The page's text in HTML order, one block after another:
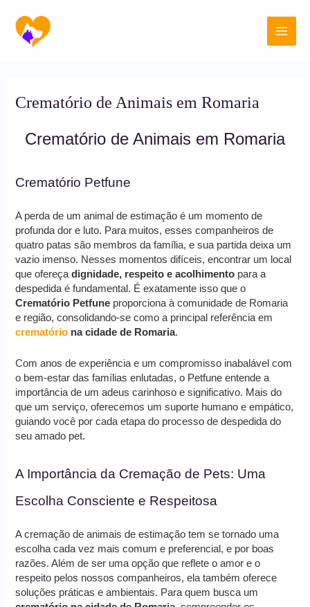
para
conteúdo
Main
Crematório de Animais em Romaria
Crematório de Animais em Romaria
Crematório Petfune
A perda de um animal de estimação é um momento de
profunda dor e luto. Para muitos, esses companheiros de
quatro patas são membros da família, e sua partida deixa um
vazio imenso. Nesses momentos difíceis, encontrar um local
que ofereçadignidade, respeito e acolhimento para a
despedida é fundamental. É exatamente isso que o
Crematório Petfune proporciona à comunidade de Romaria
e região, consolidando-se como a principal referência em
crematório na cidade de Romaria.
Com anos de experiência e um compromisso inabalável com
o bem-estar das famílias enlutadas, o Petfune entende a
importância de um adeus carinhoso e significativo. Mais do
que um serviço, oferecemos um suporte humano e empático,
guiando você por cada etapa do processo de despedida do
seu amado pet.
A Importância da Cremação de Pets: Uma
Escolha Consciente e Respeitosa
A cremação de animais de estimação tem se tornado uma
escolha cada vez mais comum e preferencial, e por boas
razões. Além de ser uma opção que reflete o amor e o
respeito pelos nossos companheiros, ela também oferece
soluções práticas e ambientais. Para quem busca um